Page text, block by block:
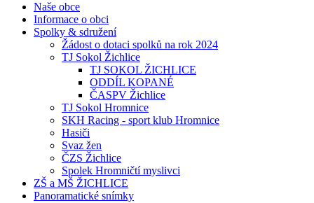
Naše obce
Informace o obci
Spolky & sdružení
Žádost o dotaci spolků na rok 2024
TJ Sokol Žichlice
TJ SOKOL ŽICHLICE
ODDÍL KOPANÉ
ČASPV Žichlice
TJ Sokol Hromnice
SKH Racing - sport klub Hromnice
Hasiči
Svaz žen
ČZS Žichlice
Spolek Hromničtí myslivci
ZŠ a MŠ ŽICHLICE
Panoramatické snímky